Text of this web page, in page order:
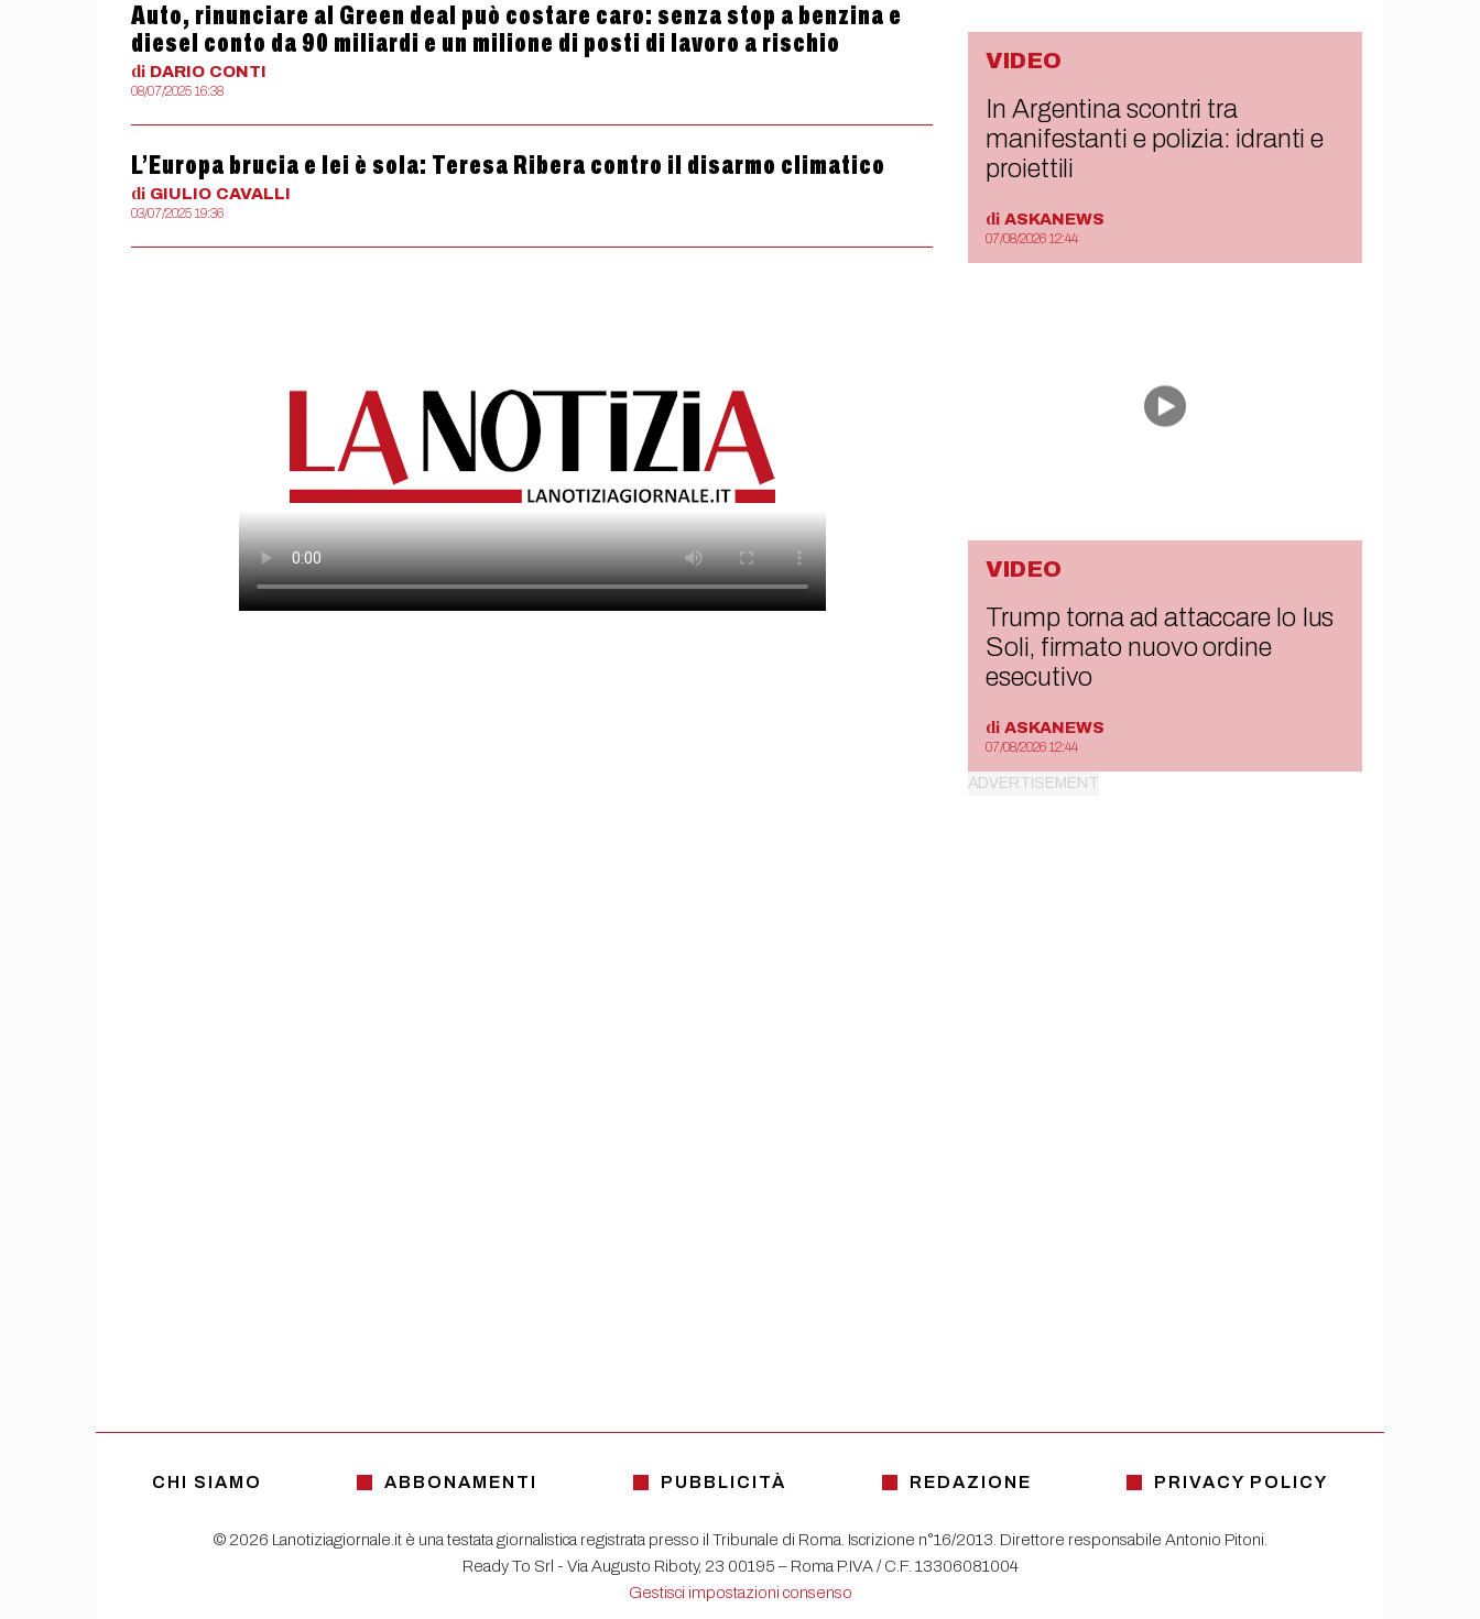
Auto, rinunciare al Green deal può costare caro: senza stop a benzina e
diesel conto da 90 miliardi e un milione di posti di lavoro a rischio
di DARIO CONTI
08/07/2025 16:38
L’Europa brucia e lei è sola: Teresa Ribera contro il disarmo climatico
di GIULIO CAVALLI
03/07/2025 19:36
VIDEO
In Argentina scontri tra
manifestanti e polizia: idranti e
proiettili
di ASKANEWS
07/08/2026 12:44
VIDEO
Trump torna ad attaccare lo Ius
Soli, firmato nuovo ordine
esecutivo
di ASKANEWS
07/08/2026 12:44
CHI SIAMO ABBONAMENTI PUBBLICITÀ REDAZIONE PRIVACY POLICY
© 2026 Lanotiziagiornale.it è una testata giornalistica registrata presso il Tribunale di Roma. Iscrizione n°16/2013. Direttore responsabile Antonio Pitoni.
Ready To Srl - Via Augusto Riboty, 23 00195 – Roma P.IVA / C.F. 13306081004
Gestisci impostazioni consenso